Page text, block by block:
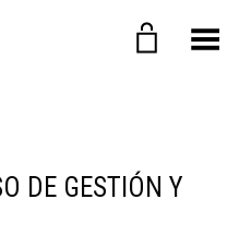
Menú
DE GESTIÓN Y